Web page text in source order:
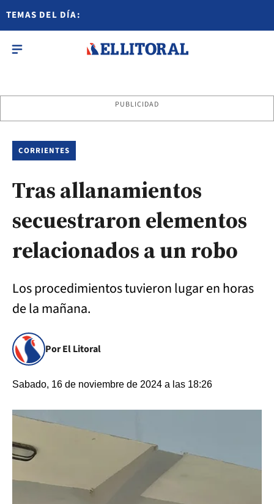
TEMAS DEL DÍA:
PUBLICIDAD
CORRIENTES
Tras allanamientos
secuestraron elementos
relacionados a un robo
Los procedimientos tuvieron lugar en horas
de la mañana.
Por El Litoral
Sabado, 16 de noviembre de 2024 a las 18:26